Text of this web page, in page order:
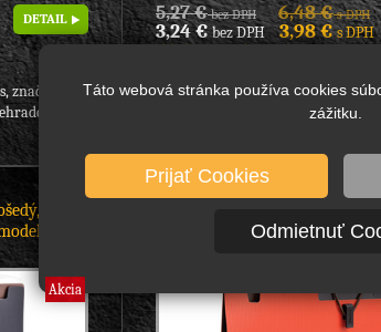
Táto webová stránka používa cookies
zážitku.
Prijať Cookies
Odmietnuť
DETAIL
značka:
-
5,27 €bez DPH 6,48 €s DPH
3,24 €bez DPH 3,98 €s DPH
taška A6, s priehradkami, model:
Comix, - na odkladanie
Akcia
Značka: Comix, obal s